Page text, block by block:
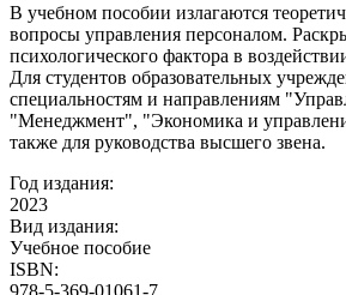
В учебном пособии излагаются
вопросы управления персоналом.
психологического фактора в
Для студентов образовательных
специальностям и направлениям
"Менеджмент", "Экономика и
также для руководства высшего звена.
Год издания:
2023
Вид издания:
Учебное пособие
ISBN:
978-5-369-01061-7